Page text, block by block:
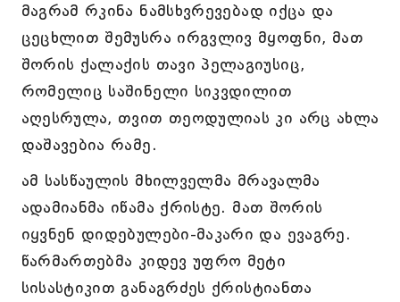
მაგრამ რკინა ნამსხვრევებად იქცა და
ცეცხლით შემუსრა ირგვლივ მყოფნი, მათ
შორის ქალაქის თავი პელაგიუსიც,
რომელიც საშინელი სიკვდილით
აღესრულა, თვით თეოდულიას კი არც ახლა
დაშავებია რამე.
ამ სასწაულის მხილველმა მრავალმა
ადამიანმა იწამა ქრისტე. მათ შორის
იყვნენ დიდებულები-მაკარი და ევაგრე.
წარმართებმა კიდევ უფრო მეტი
სისასტიკით განაგრძეს ქრისტიანთა